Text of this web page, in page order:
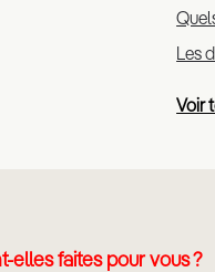
Les
Voir
elles faites pour vous ?